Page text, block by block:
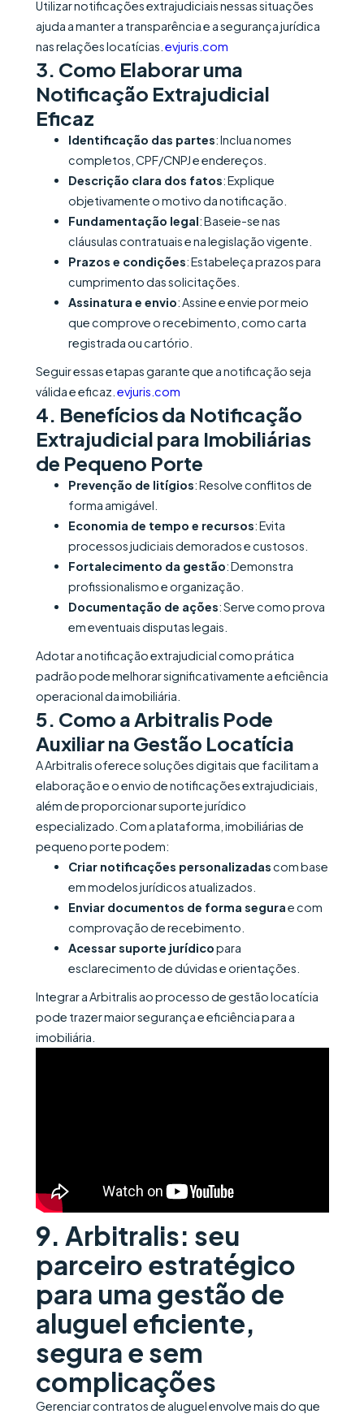
Utilizar notificações extrajudiciais nessas situações
ajuda a manter a transparência e a segurança jurídica
nas relações locatícias. evjuris.com
3. Como Elaborar uma
Notificação Extrajudicial
Eficaz
Identificação das partes: Inclua nomes
completos, CPF/CNPJ e endereços.
Descrição clara dos fatos: Explique
objetivamente o motivo da notificação.
Fundamentação legal: Baseie-se nas
cláusulas contratuais e na legislação vigente.
Prazos e condições: Estabeleça prazos para
cumprimento das solicitações.
Assinatura e envio: Assine e envie por meio
que comprove o recebimento, como carta
registrada ou cartório.​
Seguir essas etapas garante que a notificação seja
válida e eficaz. evjuris.com
4. Benefícios da Notificação
Extrajudicial para Imobiliárias
de Pequeno Porte
Prevenção de litígios: Resolve conflitos de
forma amigável.
Economia de tempo e recursos: Evita
processos judiciais demorados e custosos.
Fortalecimento da gestão: Demonstra
profissionalismo e organização.
Documentação de ações: Serve como prova
em eventuais disputas legais.​
Adotar a notificação extrajudicial como prática
padrão pode melhorar significativamente a eficiência
operacional da imobiliária.​
5. Como a Arbitralis Pode
Auxiliar na Gestão Locatícia
A Arbitralis oferece soluções digitais que facilitam a
elaboração e o envio de notificações extrajudiciais,
além de proporcionar suporte jurídico
especializado. Com a plataforma, imobiliárias de
pequeno porte podem:​
Criar notificações personalizadascom base
em modelos jurídicos atualizados.
Enviar documentos de forma segurae com
comprovação de recebimento.
Acessar suporte jurídicopara
esclarecimento de dúvidas e orientações.​
Integrar a Arbitralis ao processo de gestão locatícia
pode trazer maior segurança e eficiência para a
imobiliária.​
9. Arbitralis: seu
parceiro estratégico
para uma gestão de
aluguel eficiente,
segura e sem
complicações
Gerenciar contratos de aluguel envolve mais do que